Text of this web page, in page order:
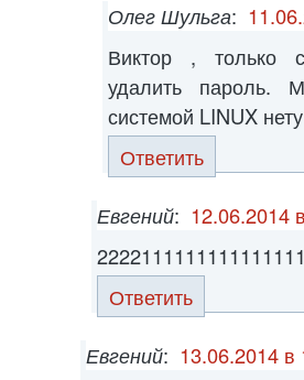
Олег Шульга:
Виктор , только
удалить пароль.
системой LINUX
Ответить
Евгений: 12.06.2014
Ответить
Евгений: 13.06.2014 в